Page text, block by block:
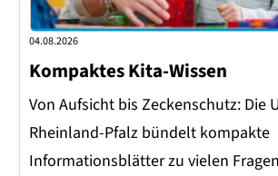
04.08.2026
Kompaktes Kita-Wissen
Von Aufsicht bis Zeckenschutz: Die
Rheinland-Pfalz bündelt kompakte
Informationsblätter zu vielen